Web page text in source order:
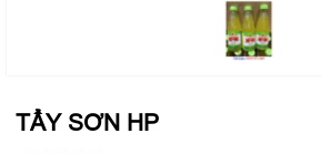
TẨY SƠN HP